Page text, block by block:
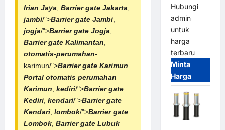
Irian Jaya, Barrier gate Jakarta,
jambi/">Barrier gate Jambi,
jogja/">Barrier gate Jogja,
Barrier gate Kalimantan,
otomatis-perumahan-
karimun/">Barrier gate Karimun
Portal otomatis perumahan
Karimun, kediri/">Barrier gate
Kediri, kendari/">Barrier gate
Kendari, lombok/">Barrier gate
Lombok, Barrier gate Lubuk
Hubungi
admin
untuk
harga
terbaru
Minta
Harga